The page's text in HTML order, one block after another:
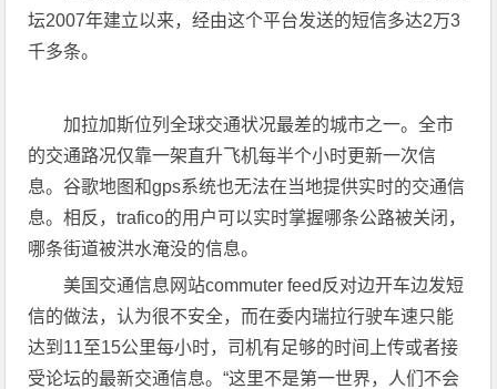
坛2007年建立以来，经由这个平台发送的短信多达2万3
千多条。
加拉加斯位列全球交通状况最差的城市之一。全市
的交通路况仅靠一架直升飞机每半个小时更新一次信
息。谷歌地图和gps系统也无法在当地提供实时的交通信
息。相反，trafico的用户可以实时掌握哪条公路被关闭，
哪条街道被洪水淹没的信息。
美国交通信息网站commuter feed反对边开车边发短
信的做法，认为很不安全，而在委内瑞拉行驶车速只能
达到11至15公里每小时，司机有足够的时间上传或者接
受论坛的最新交通信息。“这里不是第一世界，人们不会